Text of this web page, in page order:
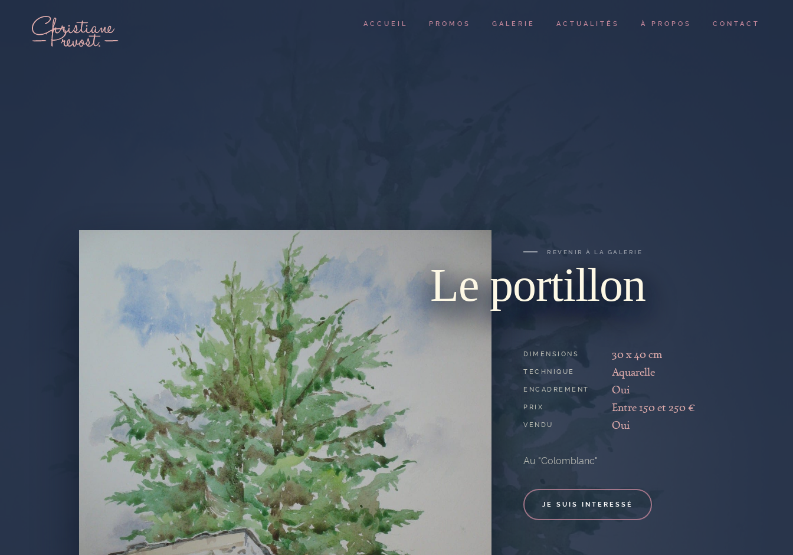
ACCUEIL PROMOS GALERIE ACTUALITÉS À PROPOS CONTACT
REVENIR À LA GALERIE
Le portillon
DIMENSIONS 30 x 40 cm
TECHNIQUE Aquarelle
ENCADREMENT Oui
PRIX Entre 150 et 250 €
VENDU Oui
Au "Colomblanc"
JE SUIS INTERESSÉ